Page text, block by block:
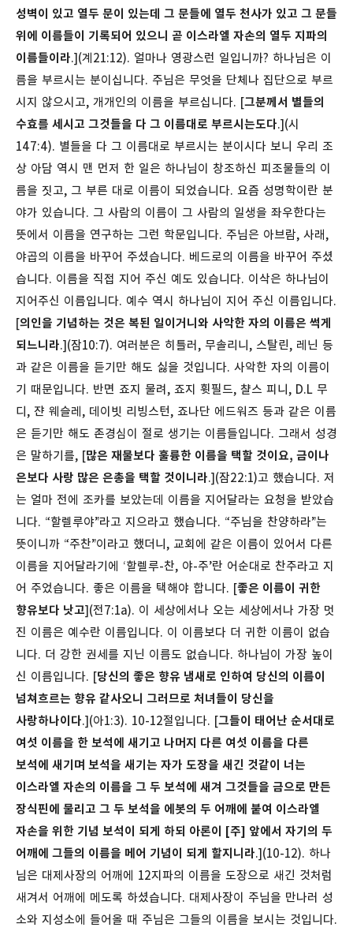
성벽이 있고 열두 문이 있는데 그 문들에 열두 천사가 있고 그 문들
위에 이름들이 기록되어 있으니 곧 이스라엘 자손의 열두 지파의
이름들이라.](계21:12). 얼마나 영광스런 일입니까? 하나님은 이
름을 부르시는 분이십니다. 주님은 무엇을 단체나 집단으로 부르
시지 않으시고, 개개인의 이름을 부르십니다. [그분께서 별들의
수효를 세시고 그것들을 다 그 이름대로 부르시는도다.](시
147:4). 별들을 다 그 이름대로 부르시는 분이시다 보니 우리 조
상 아담 역시 맨 먼저 한 일은 하나님이 창조하신 피조물들의 이
름을 짓고, 그 부른 대로 이름이 되었습니다. 요즘 성명학이란 분
야가 있습니다. 그 사람의 이름이 그 사람의 일생을 좌우한다는
뜻에서 이름을 연구하는 그런 학문입니다. 주님은 아브람, 사래,
야곱의 이름을 바꾸어 주셨습니다. 베드로의 이름을 바꾸어 주셨
습니다. 이름을 직접 지어 주신 예도 있습니다. 이삭은 하나님이
지어주신 이름입니다. 예수 역시 하나님이 지어 주신 이름입니다.
[의인을 기념하는 것은 복된 일이거니와 사악한 자의 이름은 썩게
되느니라.](잠10:7). 여러분은 히틀러, 무솔리니, 스탈린, 레닌 등
과 같은 이름을 듣기만 해도 싫을 것입니다. 사악한 자의 이름이
기 때문입니다. 반면 죠지 물려, 죠지 휫필드, 챨스 피니, D.L 무
디, 쟌 웨슬레, 데이빗 리빙스턴, 죠나단 에드워즈 등과 같은 이름
은 듣기만 해도 존경심이 절로 생기는 이름들입니다. 그래서 성경
은 말하기를, [많은 재물보다 훌륭한 이름을 택할 것이요, 금이나
은보다 사랑 많은 은총을 택할 것이니라.](잠22:1)고 했습니다. 저
는 얼마 전에 조카를 보았는데 이름을 지어달라는 요청을 받았습
니다. “할렐루야”라고 지으라고 했습니다. “주님을 찬양하라”는
뜻이니까 “주찬”이라고 했더니, 교회에 같은 이름이 있어서 다른
이름을 지어달라기에 ‘할렐루-찬, 야-주’란 어순대로 찬주라고 지
어 주었습니다. 좋은 이름을 택해야 합니다. [좋은 이름이 귀한
향유보다 낫고](전7:1a). 이 세상에서나 오는 세상에서나 가장 멋
진 이름은 예수란 이름입니다. 이 이름보다 더 귀한 이름이 없습
니다. 더 강한 권세를 지닌 이름도 없습니다. 하나님이 가장 높이
신 이름입니다. [당신의 좋은 향유 냄새로 인하여 당신의 이름이
넘쳐흐르는 향유 같사오니 그러므로 처녀들이 당신을
사랑하나이다.](아1:3). 10-12절입니다. [그들이 태어난 순서대로
여섯 이름을 한 보석에 새기고 나머지 다른 여섯 이름을 다른
보석에 새기며 보석을 새기는 자가 도장을 새긴 것같이 너는
이스라엘 자손의 이름을 그 두 보석에 새겨 그것들을 금으로 만든
장식핀에 물리고 그 두 보석을 에봇의 두 어깨에 붙여 이스라엘
자손을 위한 기념 보석이 되게 하되 아론이 [주] 앞에서 자기의 두
어깨에 그들의 이름을 메어 기념이 되게 할지니라.](10-12). 하나
님은 대제사장의 어깨에 12지파의 이름을 도장으로 새긴 것처럼
새겨서 어깨에 메도록 하셨습니다. 대제사장이 주님을 만나러 성
소와 지성소에 들어올 때 주님은 그들의 이름을 보시는 것입니다.